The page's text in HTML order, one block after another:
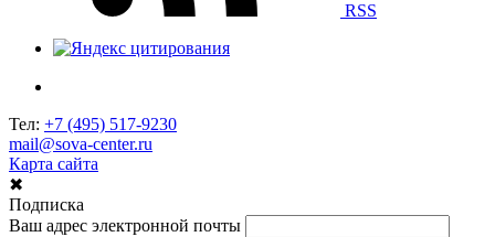
RSS
Тел: +7 (495) 517-9230
mail@sova-center.ru
Карта сайта
✖
Подписка
Ваш адрес электронной почты